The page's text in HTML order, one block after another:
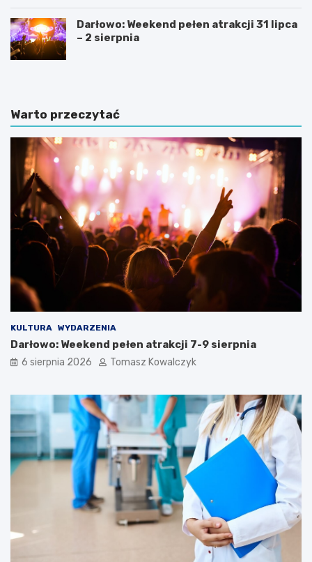
Darłowo: Weekend pełen atrakcji 31 lipca
– 2 sierpnia
Warto przeczytać
KULTURA WYDARZENIA
Darłowo: Weekend pełen atrakcji 7-9 sierpnia
6 sierpnia 2026 Tomasz Kowalczyk